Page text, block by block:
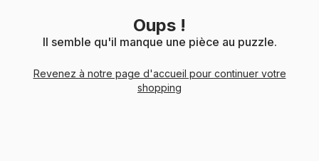
Oups !
Il semble qu'il manque une pièce au puzzle.
Revenez à notre page d'accueil pour continuer votre
shopping